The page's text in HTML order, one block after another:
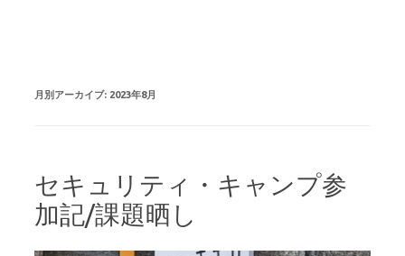
月別アーカイブ: 2023年8月
セキュリティ・キャンプ参
加記/課題晒し